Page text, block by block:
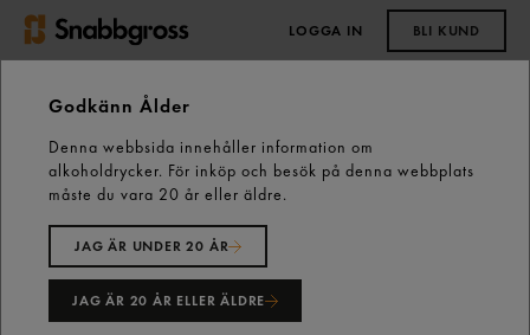
LOGGA IN BLI KUND
Start Fastfood
Ost
Goudaost Block 28% ca: 15kg Frau Antje
Godkänn Ålder
Denna webbsida innehåller information om
alkoholdrycker. För inköp och besök på denna webbplats
måste du vara 20 år eller äldre.
JAG ÄR UNDER 20 ÅR
JAG ÄR 20 ÅR ELLER ÄLDRE